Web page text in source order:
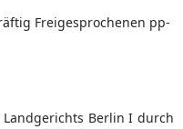
Freigesprochenen pp-
Berlin I durch